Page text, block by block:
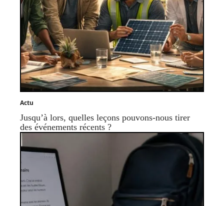
Actu
Jusqu’à lors, quelles leçons pouvons-nous tirer
des événements récents ?